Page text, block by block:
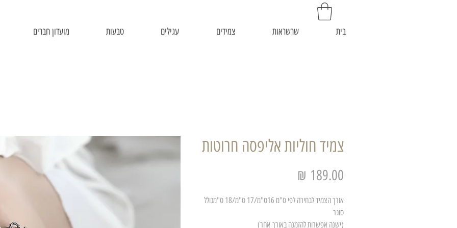
בית שרשראות צמידים עגילים טבעות מועדון חברים
צמיד חוליות אליפסה חרוטות
אורך הצמיד לבחירה לפי ס"מ 16ס"מ/17 ס"מ/18 ס"מכולל
סוגר
(ישנה אפשרות להזמנה באורך אחר)